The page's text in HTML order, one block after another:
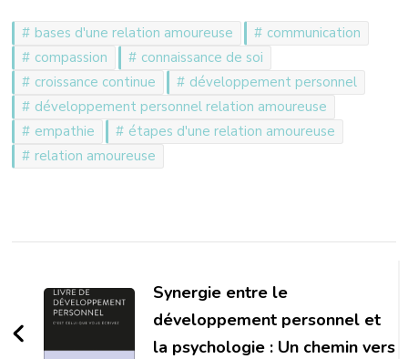
bases d'une relation amoureuse
communication
compassion
connaissance de soi
croissance continue
développement personnel
développement personnel relation amoureuse
empathie
étapes d'une relation amoureuse
relation amoureuse
d'article
Synergie entre le
développement personnel et
la psychologie : Un chemin vers